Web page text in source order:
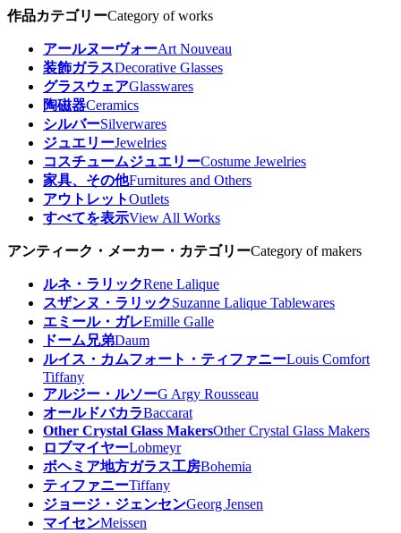
作品カテゴリーCategory of works
アールヌーヴォーArt Nouveau
装飾ガラスDecorative Glasses
グラスウェアGlasswares
陶磁器Ceramics
シルバーSilverwares
ジュエリーJewelries
コスチュームジュエリーCostume Jewelries
家具、その他Furnitures and Others
アウトレットOutlets
すべてを表示View All Works
アンティーク・メーカー・カテゴリーCategory of makers
ルネ・ラリックRene Lalique
スザンヌ・ラリックSuzanne Lalique Tablewares
エミール・ガレEmille Galle
ドーム兄弟Daum
ルイス・カムフォート・ティファニーLouis Comfort
Tiffany
アルジー・ルソーG Argy Rousseau
オールドバカラBaccarat
Other Crystal Glass MakersOther Crystal Glass Makers
ロブマイヤーLobmeyr
ボヘミア地方ガラス工房Bohemia
ティファニーTiffany
ジョージ・ジェンセンGeorg Jensen
マイセンMeissen